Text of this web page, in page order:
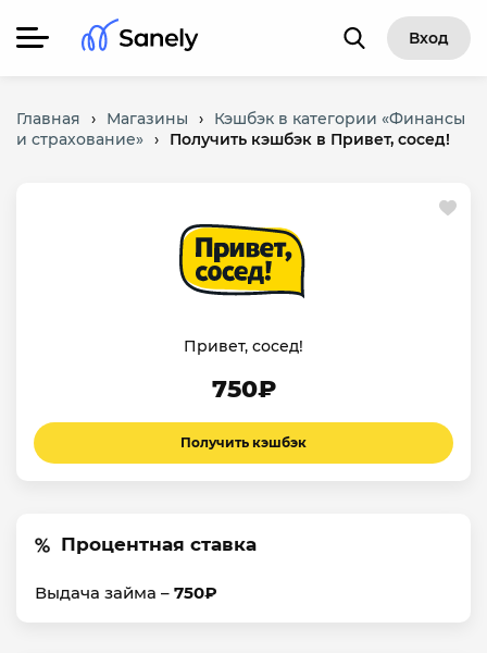
Вход
Главная › Магазины ›
Кэшбэк в категории «Финансы
и страхование» › Получить кэшбэк в Привет, сосед!
Привет, сосед!
750₽
Получить кэшбэк
Процентная ставка
Выдача займа – 750₽